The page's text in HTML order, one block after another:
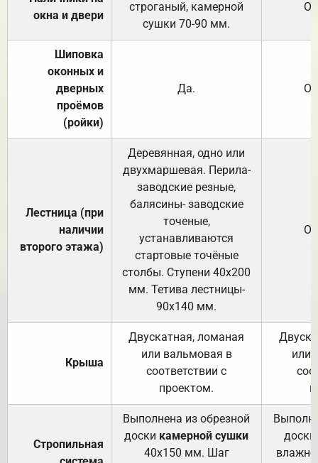
окна и двери
строганый, камерной
сушки 70-90 мм.
Шиповка
оконных и
дверных
проёмов
(ройки)
Да.
Лестница (при
наличии
второго этажа)
Деревянная, одно или
двухмаршевая. Перила-
заводские резные,
балясины- заводские
точеные,
устанавливаются
стартовые точёные
столбы. Ступени 40х200
мм. Тетива лестницы-
90х140 мм.
Крыша
Двускатная, ломаная
или вальмовая в
соответствии с
проектом.
или
Стропильная
Выполнена из обрезной
доски камерной сушки
40х150 мм. Шаг
доски